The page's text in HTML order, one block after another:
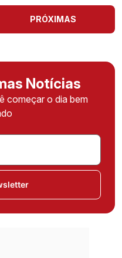
PRÓXIMAS
Notícias
começar o dia bem